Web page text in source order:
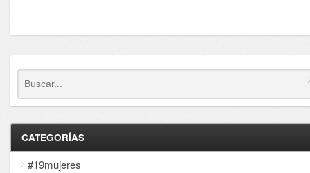
CATEGORÍAS
#19mujeres